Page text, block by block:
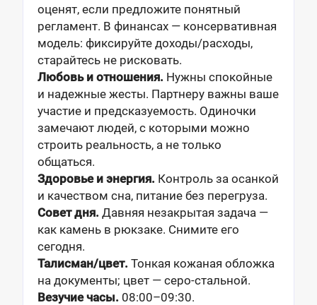
оценят, если предложите понятный
регламент. В финансах — консервативная
модель: фиксируйте доходы/расходы,
старайтесь не рисковать.
Любовь и отношения. Нужны спокойные
и надежные жесты. Партнеру важны ваше
участие и предсказуемость. Одиночки
замечают людей, с которыми можно
строить реальность, а не только
общаться.
Здоровье и энергия. Контроль за осанкой
и качеством сна, питание без перегруза.
Совет дня. Давняя незакрытая задача —
как камень в рюкзаке. Снимите его
сегодня.
Талисман/цвет. Тонкая кожаная обложка
на документы; цвет — серо-стальной.
Везучие часы. 08:00–09:30.